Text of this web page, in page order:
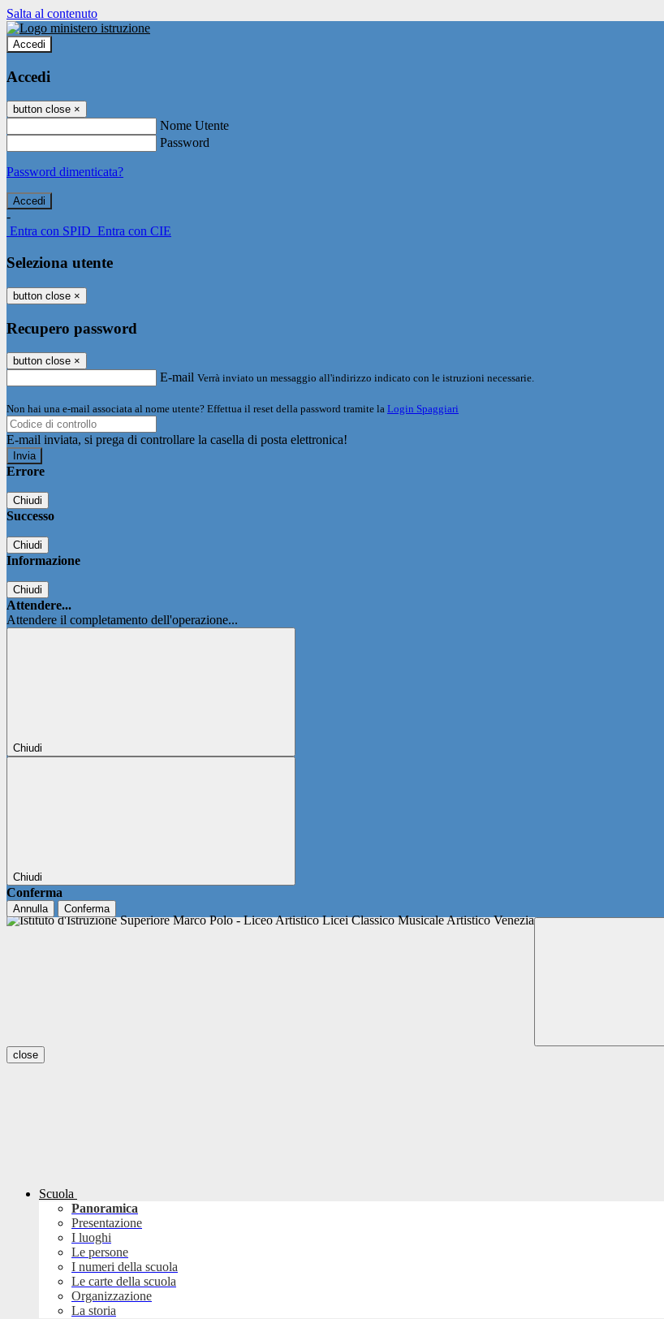
Salta al contenuto
Accedi
Accedi
button close ×
Nome Utente
Password
Password dimenticata?
-
Entra con SPID Entra con CIE
Seleziona utente
button close ×
Recupero password
button close ×
E-mail Verrà inviato un messaggio all'indirizzo indicato con le istruzioni necessarie.
Non hai una e-mail associata al nome utente? Effettua il reset della password tramite la Login Spaggiari
E-mail inviata, si prega di controllare la casella di posta elettronica!
Errore
Chiudi
Successo
Chiudi
Informazione
Chiudi
Attendere...
Attendere il completamento dell'operazione...
Chiudi
Chiudi
Conferma
Annulla Conferma
close
Scuola
Panoramica
Presentazione
I luoghi
Le persone
I numeri della scuola
Le carte della scuola
Organizzazione
La storia